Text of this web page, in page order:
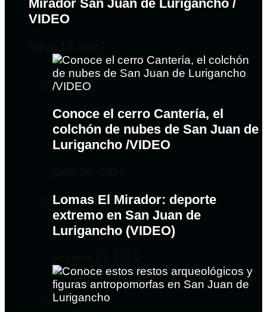
Mirador San Juan de Lurigancho /
VIDEO
Conoce el cerro Cantería, el
colchón de nubes de San Juan de
Lurigancho /VIDEO
Lomas El Mirador: deporte
extremo en San Juan de
Lurigancho (VIDEO)